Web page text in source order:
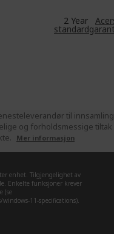
2 Year
til innsamling
og forholdsmessige tiltak
Mer informasjon
enhet. Tilgjengelighet av
Enkelte funksjoner krever
(se
11-specifications).